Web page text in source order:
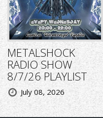
METALSHOCK
RADIO SHOW
8/7/26 PLAYLIST
July 08, 2026